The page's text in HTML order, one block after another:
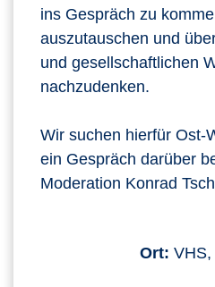
ins Gespräch zu
auszutauschen und
und gesellschaftlichen
nachzudenken.
Wir suchen hierfür Ost-
ein Gespräch darüber
Moderation Konrad
Ort: VHS,